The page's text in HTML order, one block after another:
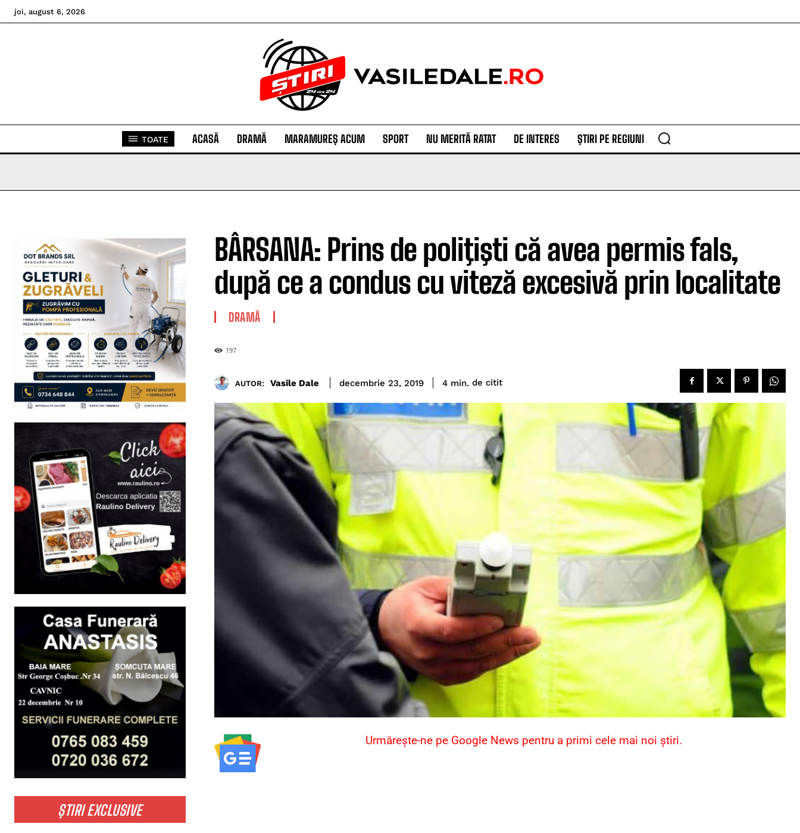
joi, august 6, 2026
TOATE ACASĂ DRAMĂ MARAMUREȘ ACUM SPORT NU MERITĂ RATAT DE INTERES ȘTIRI PE REGIUNI
ȘTIRI EXCLUSIVE
BÂRSANA: Prins de poliţişti că avea permis fals,
după ce a condus cu viteză excesivă prin localitate
DRAMĂ
197
AUTOR: Vasile Dale decembrie 23, 2019 4 min. de citit
Urmărește-ne pe Google News pentru a primi cele mai noi știri.